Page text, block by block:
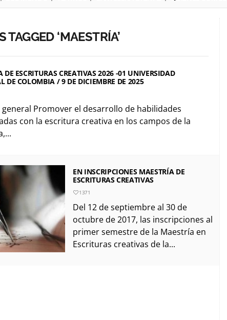
TAGGED ‘MAESTRÍA’
DE ESCRITURAS CREATIVAS 2026 -01 UNIVERSIDAD
DE COLOMBIA / 9 DE DICIEMBRE DE 2025
general Promover el desarrollo de habilidades
con la escritura creativa en los campos de la
EN INSCRIPCIONES MAESTRÍA DE
ESCRITURAS CREATIVAS
1371
Del 12 de septiembre al 30 de
octubre de 2017, las inscripciones al
primer semestre de la Maestría en
Escrituras creativas de la...